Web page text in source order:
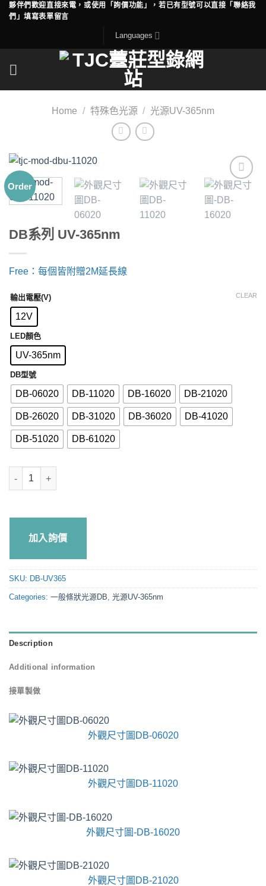
Skip夥伴們歡迎直接來電，或使用「詢價功能」，若已有型號可以直接「聯絡我
們」填寫表單留言
Languages
Home / 特殊色光源 / 光源UV-365nm
Order
Add to
wishlist
DB系列 UV-365nm
Free：每個皆附贈2M延長線
輸出電壓(V)
12V
LED顏色
UV-365nm
DB型號
DB-06020 DB-11020 DB-16020 DB-21020
DB-26020 DB-31020 DB-36020 DB-41020
DB-51020 DB-61020
CLEAR
DB系列 UV-365nm quantity
加入詢價
SKU: DB-UV365
Categories: 一般條狀光源DB, 光源UV-365nm
Description
Additional information
接單製做
外觀尺寸圖DB-06020
外觀尺寸圖DB-11020
外觀尺寸圖-DB-16020
外觀尺寸圖DB-21020